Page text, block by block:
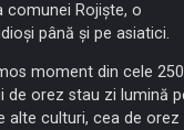
comunei Rojiște, o
până și pe asiatici.
moment din cele 250
de orez stau zi lumină
alte culturi, cea de orez